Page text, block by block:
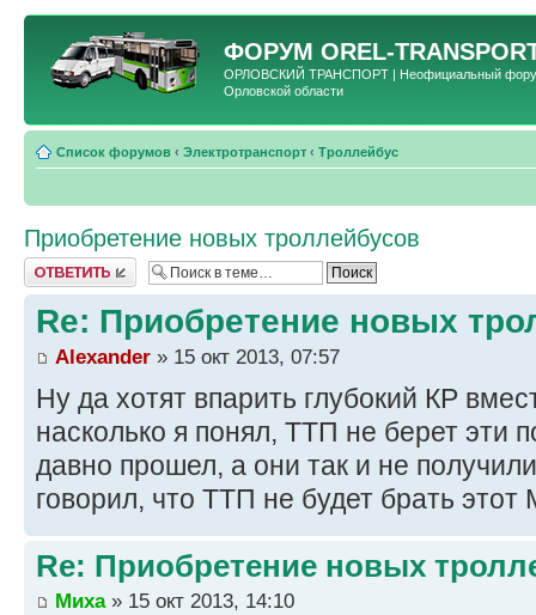
ФОРУМ OREL-
ОРЛОВСКИЙ ТРАНСПОРТ | Неофициальный форум
Орловской области
Список форумов ‹ Электротранспорт ‹ Троллейбус
Приобретение новых троллейбусов
Ответить
Re: Приобретение новых
Alexander » 15 окт 2013, 07:57
Ну да хотят впарить глубокий КР
насколько я понял, ТТП не берет эти
давно прошел, а они так и не
говорил, что ТТП не будет брать
Re: Приобретение новых
Миха» 15 окт 2013, 14:10